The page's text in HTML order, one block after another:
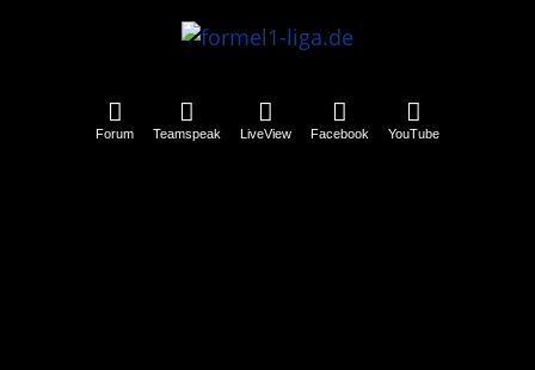
Forum Teamspeak LiveView Facebook YouTube